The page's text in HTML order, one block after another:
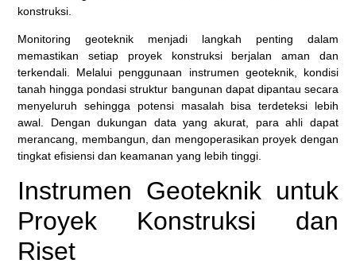
konstruksi.
Monitoring geoteknik menjadi langkah penting dalam
memastikan setiap proyek konstruksi berjalan aman dan
terkendali. Melalui penggunaan instrumen geoteknik, kondisi
tanah hingga pondasi struktur bangunan dapat dipantau secara
menyeluruh sehingga potensi masalah bisa terdeteksi lebih
awal. Dengan dukungan data yang akurat, para ahli dapat
merancang, membangun, dan mengoperasikan proyek dengan
tingkat efisiensi dan keamanan yang lebih tinggi.
Instrumen Geoteknik untuk
Proyek Konstruksi dan
Riset